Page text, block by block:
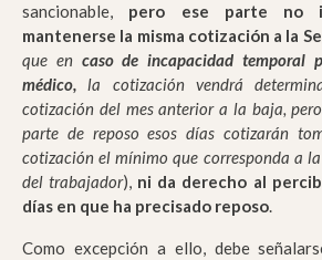
sancionable, pero ese parte no
mantenerse la misma cotización a la
que en caso de incapacidad temporal
médico, la cotización vendrá
cotización del mes anterior a la baja,
parte de reposo esos días cotizarán
cotización el mínimo que corresponda a
del trabajador), ni da derecho al
días en que ha precisado reposo.
Como excepción a ello, debe